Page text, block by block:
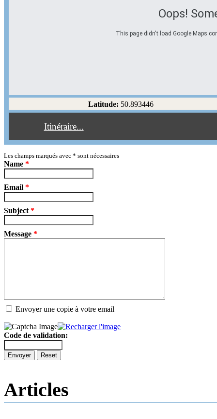
Oops!
This page didn't load Google Maps
Latitude: 50.893446
Itinéraire...
Éviter les autoroutes
Éviter les péages
Reset
Les champs marqués avec * sont nécessaires
Name *
Email *
Subject *
Message *
Envoyer une copie à votre email
Code de validation:
Envoyer Reset
Articles